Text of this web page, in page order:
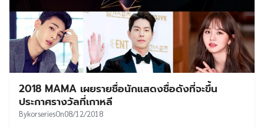
2018 MAMA เผยรายชื่อนักแสดงชื่อดังที่จะขึ้น
ประกาศรางวัลที่เกาหลี
BykorseriesOn08/12/2018